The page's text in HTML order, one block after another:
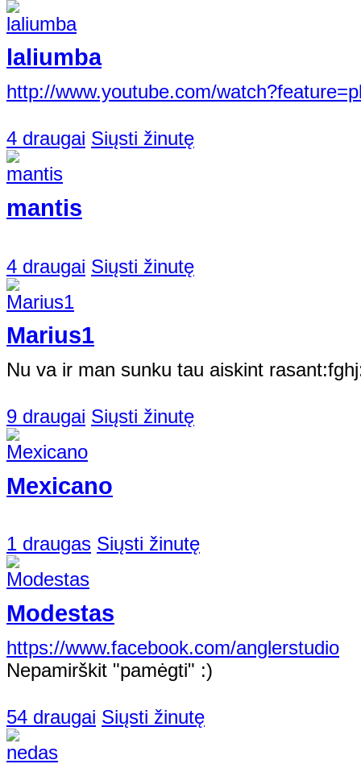
laliumba
http://www.youtube.com/
4 draugai Siųsti žinutę
mantis
4 draugai Siųsti žinutę
Marius1
Nu va ir man sunku tau aiskint
9 draugai Siųsti žinutę
Mexicano
1 draugas Siųsti žinutę
Modestas
https://www.facebook.com/anglerstudio
Nepamirškit "pamėgti" :)
54 draugai Siųsti žinutę